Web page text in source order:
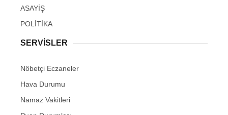
ASAYİŞ
POLİTİKA
SERVİSLER
Nöbetçi Eczaneler
Hava Durumu
Namaz Vakitleri